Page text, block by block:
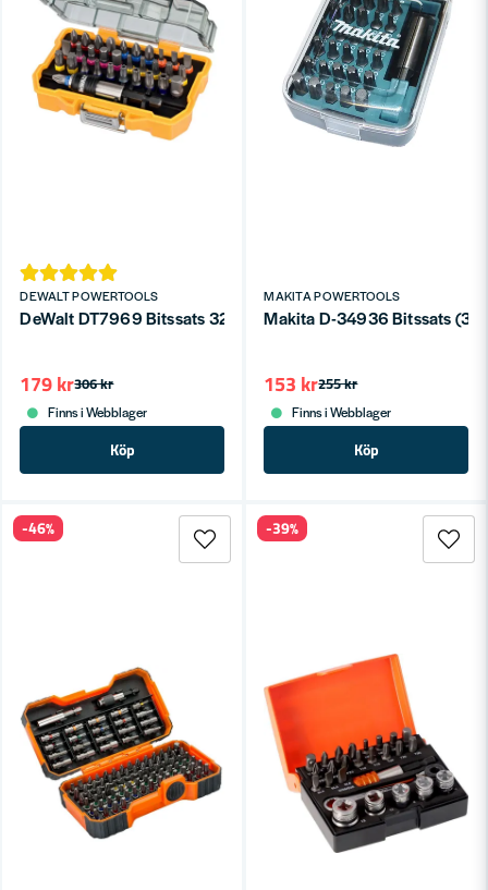
DEWALT POWERTOOLS
DeWalt DT7969 Bitssats 32-Delar
306 kr
179 kr
Finns i Webblager
Köp
MAKITA POWERTOOLS
Makita D-34936 Bitssats (31-
255 kr
153 kr
Finns i Webblager
Köp
-46% -39%